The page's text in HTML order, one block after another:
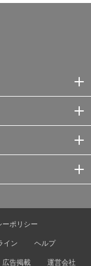
ーポリシー
イン
ヘルプ
広告掲載 運営会社